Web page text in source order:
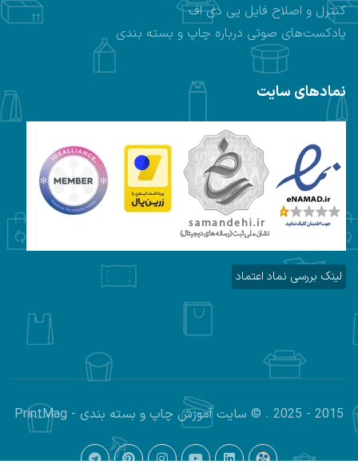
کنترل و اصلاح فایل پی دی اف
پادکست‌های صوتی درباره چاپ و بسته بندی
نمادهای سایت
لینک بررسی نماد اعتماد
2015 - 2025 . © سایت آموزش چاپ و بسته بندی - PrintMag